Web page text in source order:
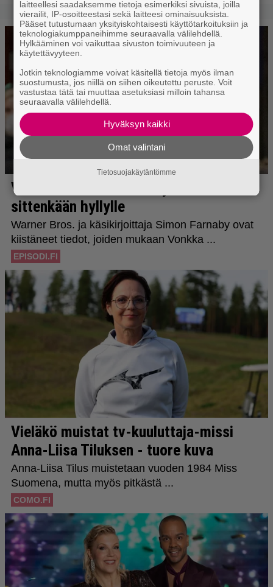
laitteellesi saadaksemme tietoja esimerkiksi sivuista, joilla
vierailit, IP-osoitteestasi sekä laitteesi ominaisuuksista.
Pääset tutustumaan yksityiskohtaisesti käyttötarkoituksiin ja
teknologiakumppaneihimme seuraavalla välilehdellä.
Hylkääminen voi vaikuttaa sivuston toimivuuteen ja
käytettävyyteen.
Jotkin teknologiamme voivat käsitellä tietoja myös ilman
suostumusta, jos niillä on siihen oikeutettu peruste. Voit
vastustaa tätä tai muuttaa asetuksiasi milloin tahansa
seuraavalla välilehdellä.
Hyväksyn kaikki
Omat valintani
Tietosuojakäytäntömme